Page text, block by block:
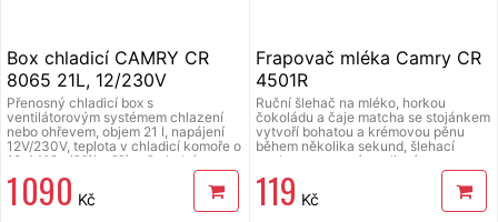
Box chladicí CAMRY CR
8065 21L, 12/230V
Přenosný chladicí box s
ventilátorovým systémem chlazení
nebo ohřevem, objem 21 l, napájení
12V/230V, teplota v chladicí komoře o
12-14°C nižší/vyšší než okolní
prostředí (při standardní okolní teplotě
25°C), možnost ohřevu - udržování
teploty, napájení 12V nebo 230 V,
1 090 Kč
Frapovač mléka Camry CR
4501R
Ruční šlehač na mléko, horkou
čokoládu a čaje matcha se stojánkem
vytvoří bohatou a krémovou pěnu
během několika sekund, šlehací
metla z nerezové oceli, nástavec na
šlehání, napájení 2xAA (nejsou
součástí balení), rozměry (š x v x h):
40 x 235 x 40 mm.
119 Kč